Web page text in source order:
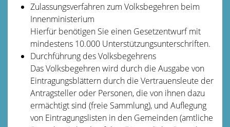
Zulassungsverfahren zum Volksbegehren beim
Innenministerium
Hierfür benötigen Sie einen Gesetzentwurf mit
mindestens 10.000 Unterstützungsunterschriften.
Durchführung des Volksbegehrens
Das Volksbegehren wird durch die Ausgabe von
Eintragungsblättern durch die Vertrauensleute der
Antragsteller oder Personen, die von ihnen dazu
ermächtigt sind (freie Sammlung), und Auflegung
von Eintragungslisten in den Gemeinden (amtliche